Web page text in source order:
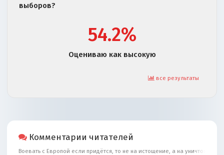
выборов?
54.2%
Оцениваю как высокую
все результаты
Комментарии читателей
Воевать с Европой если придётся, то не на истощение, а на уничтожение